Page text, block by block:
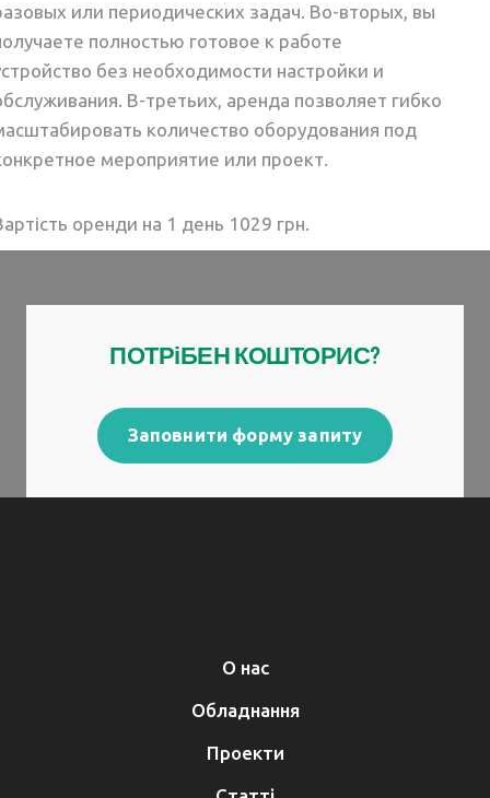
или периодических задач. Во-вторых, вы
полностью готовое к работе
без необходимости настройки и
В-третьих, аренда позволяет гибко
количество оборудования под
мероприятие или проект.
оренди на 1 день 1029 грн.
ПОТРіБЕН КОШТОРИС?
Заповнити форму запиту
О нас
Обладнання
Проекти